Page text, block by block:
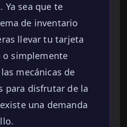
Ya sea que te
de inventario
llevar tu tarjeta
simplemente
mecánicas de
para disfrutar de la
una demanda